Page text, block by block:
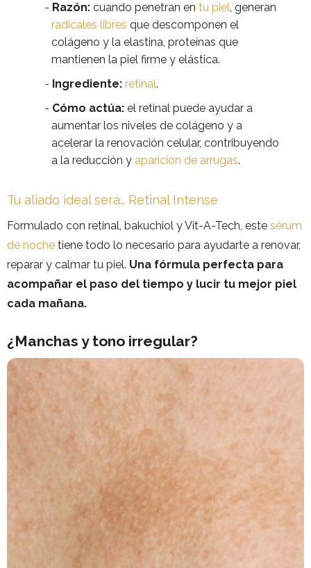
Razón: cuando penetran entu piel, generan
radicales libres que descomponen el
colágeno y la elastina, proteínas que
mantienen la piel firme y elástica.
Ingrediente: retinal.
Cómo actúa: el retinal puede ayudar a
aumentar los niveles de colágeno y a
acelerar la renovación celular, contribuyendo
a la reducción y aparición de arrugas.
Tu aliado ideal será… Retinal Intense
Formulado con retinal, bakuchiol y Vit-A-Tech, este sérum
de noche tiene todo lo necesario para ayudarte a renovar,
reparar y calmar tu piel. Una fórmula perfecta para
acompañar el paso del tiempo y lucir tu mejor piel
cada mañana.
¿Manchas y tono irregular?